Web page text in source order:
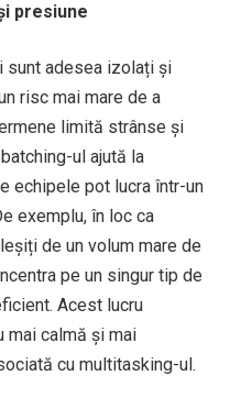
presiune
sunt adesea izolați și
risc mai mare de a
limită strânse și
ul ajută la
echipele pot lucra într-un
exemplu, în loc ca
de un volum mare de
pe un singur tip de
Acest lucru
mai calmă și mai
cu multitasking-ul.